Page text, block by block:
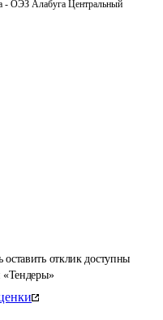
отклик доступны
«Тендеры»
ОЭЗ Алабуга Центральный